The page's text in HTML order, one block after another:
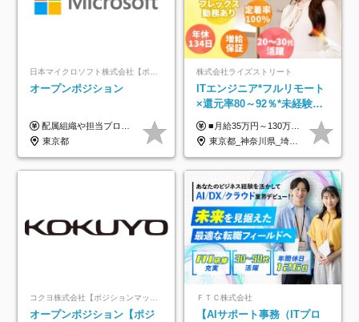
日本マイクロソフト株式会社【ポジションマッチ登録】
オープンポジション
配属組織や担当プロジェクトにより異なります。 ▼参考情報 ----------------------- 年俸650万～（1/12を月々支給） ※経験、能力を考慮の上、当社規定により優遇いたします。 ※時間外、休日出勤、深夜手当に対する賃金も基本年俸に含みます。
東京都
株式会社ライズストリート
ITエンジニア*フルリモート
×還元率80～92％*未経験歓
迎*年休134日*月給35万～*
定着率100%
■月給35万円～130万円＋賞与年2回＋各種手当 ※システムエンジニアの経験をお持ちの方は月給41万円以上＋賞与年2回（108万円～）＋手当 ■単価（年収）アップのチャンスは最大年12回 ※残業代は1分単位で100％全額支給。サービス残業などは一切ありません ※試用期間6ヵ月（試用期間中の待遇・給与に差はありません）
東京都_神奈川県_埼玉県_千葉県_大阪府_愛知県_北海道_青森県_岩手県_宮城県_秋田県_山形県_福島県_茨城県_栃木県_群馬県_新潟県_山梨県_長野県_富山県_石川県_福井県_静岡県_岐阜県_三重県_兵庫県_京都府_滋賀県_奈良県_和歌山県_広島県_岡山県_鳥取県_島根県_山口県_徳島県_香川県_愛媛県_高知県_福岡県_熊本県_佐賀県_長崎県_大分県_宮崎県_鹿児島県_沖縄県
コクヨ株式会社【ポジションマッチ登録】
オープンポジション【ポジ
ＦＴＣ株式会社
【AIサポート事務（ITプロ